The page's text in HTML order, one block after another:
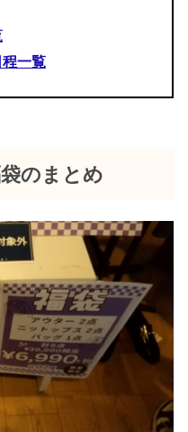
一覧
のまとめ